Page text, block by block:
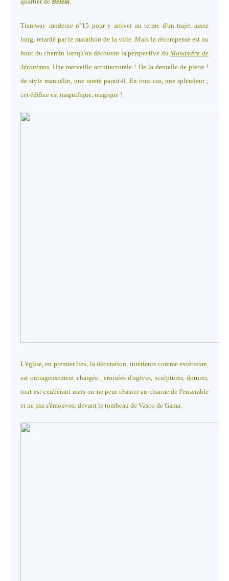
Tramway moderne n°15 pour y arriver au terme d'un trajet assez
long, retardé par le marathon de la ville. Mais la récompense est au
bout du chemin lorsqu'on découvre la perspective duMonastère de
Jéronimos. Une merveille architecturale ! De la dentelle de pierre !
de style manuélin, une rareté parait-il. En tous cas, une splendeur ;
cet édifice est magnifique, magique !
L'église, en premier lieu, la décoration, intérieure comme extérieure,
est outrageusement chargée , croisées d'ogives, sculptures, dorures,
tout est exubérant mais on ne peut résister au charme de l'ensemble
et ne pas s'émouvoir devant le tombeau de Vasco de Gama.